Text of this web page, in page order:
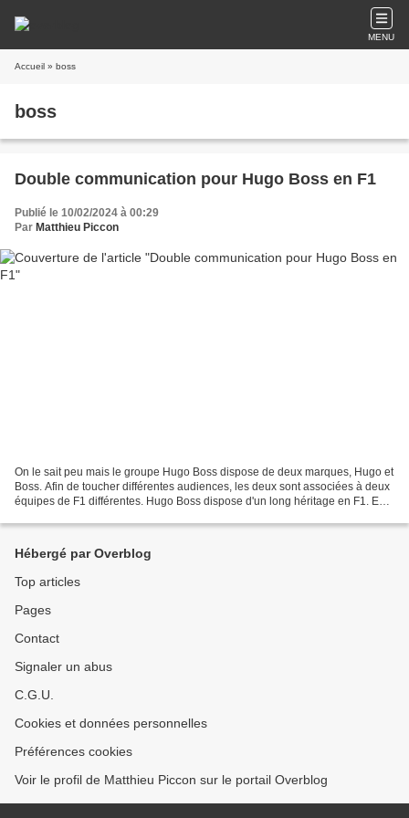
MENU
Accueil » boss
boss
Double communication pour Hugo Boss en F1
Publié le 10/02/2024 à 00:29
Par Matthieu Piccon
On le sait peu mais le groupe Hugo Boss dispose de deux marques, Hugo et
Boss. Afin de toucher différentes audiences, les deux sont associées à deux
équipes de F1 différentes. Hugo Boss dispose d'un long héritage en F1. En
Hébergé par Overblog
Top articles
Pages
Contact
Signaler un abus
C.G.U.
Cookies et données personnelles
Préférences cookies
Voir le profil de Matthieu Piccon sur le portail Overblog